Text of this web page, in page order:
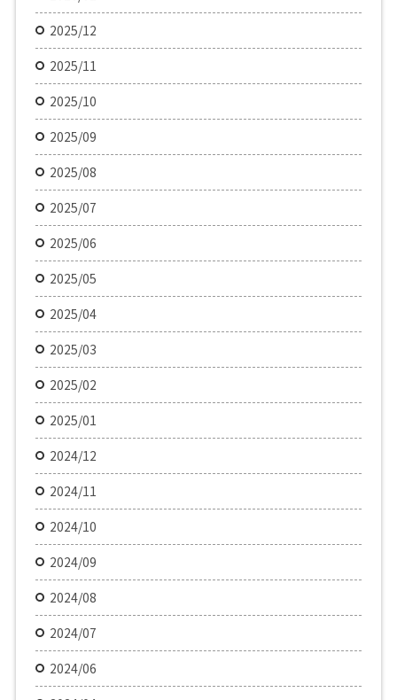
2025/12
2025/11
2025/10
2025/09
2025/08
2025/07
2025/06
2025/05
2025/04
2025/03
2025/02
2025/01
2024/12
2024/11
2024/10
2024/09
2024/08
2024/07
2024/06